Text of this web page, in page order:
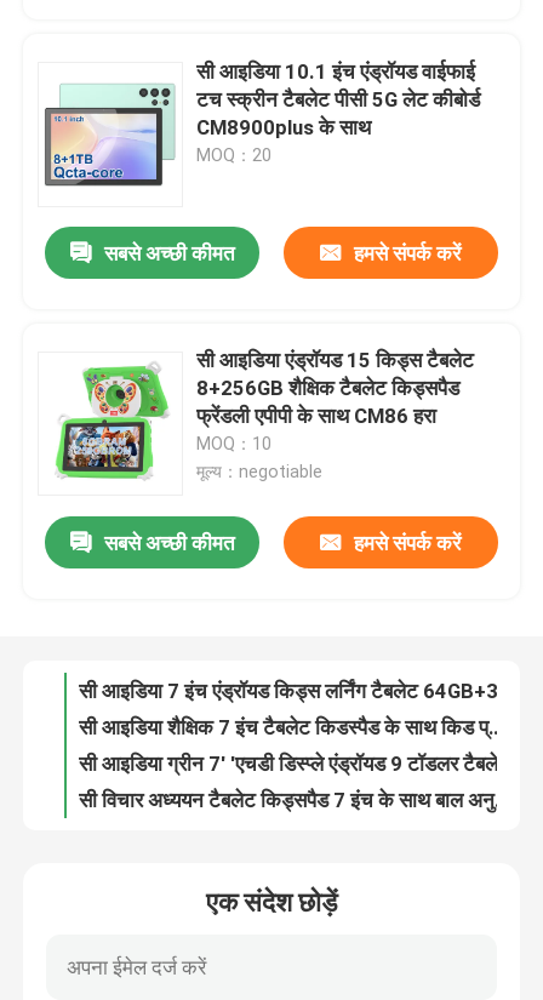
उत्पाद
वीडियो
वीआर दिखाएँ
फैक्टरी यात्रा
गुणवत्ता नियंत्रण
सी आइडिया 10.1 इंच एंड्रॉयड वाईफाई
टच स्क्रीन टैबलेट पीसी 5G लेट कीबोर्ड
CM8900plus के साथ
MOQ：20
सबसे अच्छी कीमत हमसे संपर्क करें
सी आइडिया एंड्रॉयड 15 किड्स टैबलेट
8+256GB शैक्षिक टैबलेट किड्सपैड
फ्रेंडली एपीपी के साथ CM86 हरा
MOQ：10
मूल्य：negotiable
सबसे अच्छी कीमत हमसे संपर्क करें
सी आइडिया एंड्रॉयड 12 10 इंच टैबलेट पीसी CM7800 ब्लैक 8 रैम प्रोफेशनल ग्रेड रीडिंग टैबलेट पीसी स्टाइलस के साथ CM7800
सी आइडिया शैक्षिक 7 इंच टैबलेट किडस्पैड के साथ किड प्रूफ केस बड़ी बैटरी 5000mAh IWAWA पूर्व स्थापित CM80Red
सी विचार अध्ययन टैबलेट किड्सपैड 7 इंच के साथ बाल अनुकूल मामले 4GB + 64GB क्वाड कोर 600 X 1024 IPS CM80 नीला
एक संदेश छोड़ें